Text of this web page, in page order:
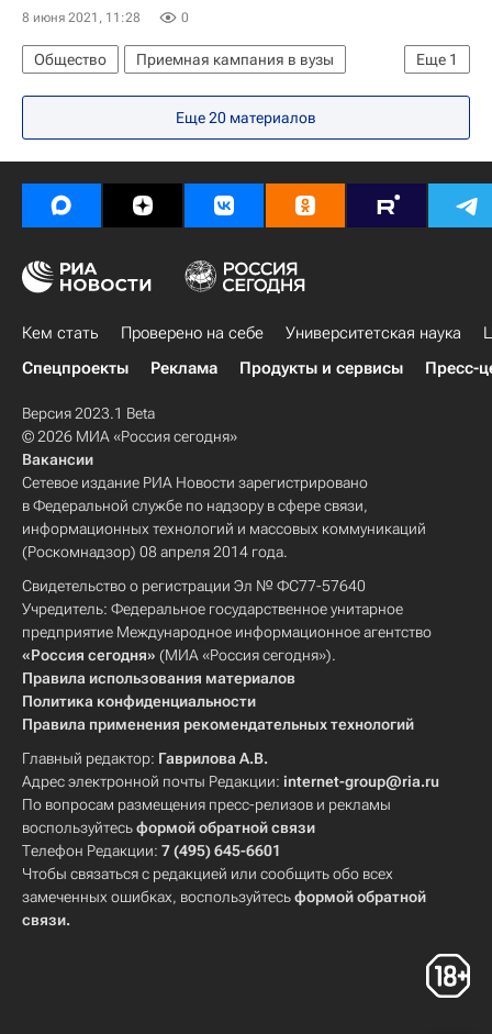
8 июня 2021, 11:28 0
Еще 1
Общество
Приемная кампания в вузы
Навигатор абитуриента
Еще 20 материалов
Кем стать Проверено на себе Университетская наука
Спецпроекты
Реклама Продукты и сервисы Пресс-
Версия 2023.1 Beta
© 2026 МИА «Россия сегодня»
Вакансии
Сетевое издание РИА Новости зарегистрировано
в Федеральной службе по надзору в сфере связи,
информационных технологий и массовых коммуникаций
(Роскомнадзор) 08 апреля 2014 года.
Свидетельство о регистрации Эл № ФС77-57640
Учредитель: Федеральное государственное унитарное
предприятие Международное информационное агентство
«Россия сегодня» (МИА «Россия сегодня»).
Правила использования материалов
Политика конфиденциальности
Правила применения рекомендательных технологий
Главный редактор: Гаврилова А.В.
Адрес электронной почты Редакции: internet-group@ria.ru
По вопросам размещения пресс-релизов и рекламы
воспользуйтесьформой обратной связи
Телефон Редакции: 7 (495) 645-6601
Чтобы связаться с редакцией или сообщить обо всех
замеченных ошибках, воспользуйтесьформой обратной
связи.